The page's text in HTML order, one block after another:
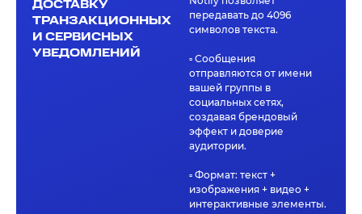
ДОСТАВКУ
ТРАНЗАКЦИОННЫХ
И СЕРВИСНЫХ
УВЕДОМЛЕНИЙ
передавать до 4096
символов текста.
▫️ Сообщения
отправляются от имени
вашей группы в
социальных сетях,
создавая брендовый
эффект и доверие
аудитории.
▫️ Формат: текст +
изображения + видео +
интерактивные элементы.